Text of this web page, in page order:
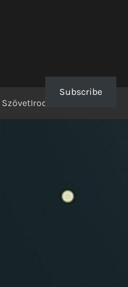
SzövetIrodalom
Subscribe